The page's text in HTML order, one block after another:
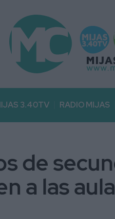
3.40TV RADIO MIJAS
de
a las